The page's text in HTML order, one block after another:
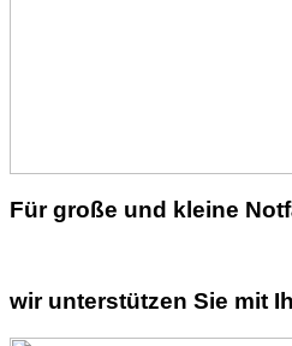
Für große und kleine
wir unterstützen Sie mit